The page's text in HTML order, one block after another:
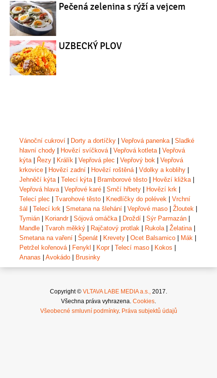
Pečená zelenina s rýží a vejcem
UZBECKÝ PLOV
Vánoční cukroví Dorty a dortíčky Vepřová panenka| Sladké
hlavní chody
Hovězí svíčková| Vepřová kotleta| Vepřová
kýta| Řezy Králík Vepřová plec Vepřový bok
Vepřová
krkovice
Hovězí zadní Hovězí roštěná| Vdolky a koblihy
Jehněčí kýta| Telecí kýta| Bramborové těsto Hovězí kližka|
Vepřová hlava| Vepřové karé Srnčí hřbety Hovězí krk
Telecí plec
Tvarohové těsto Knedlíčky do polévek
Vrchní
šál
Telecí krk Smetana na šlehání Vepřové maso Žloutek
Tymián
Koriandr| Sójová omáčka| Droždí Sýr Parmazán
Mandle
Tvaroh měkký Rajčatový protlak Rukola| Želatina|
Smetana na vaření
Špenát Krevety Ocet Balsamico Mák
Petržel kořenová| Fenykl Kopr| Telecí maso Kokos
Ananas
Avokádo Brusinky
Copyright © VLTAVA LABE MEDIA a.s., 2017.
Všechna práva vyhrazena. Cookies.
Všeobecné smluvní podmínky. Práva subjektů údajů